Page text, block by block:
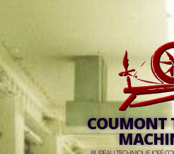
COUMONT